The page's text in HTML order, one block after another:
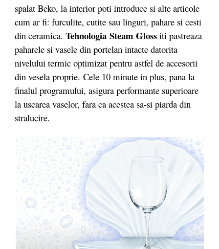
spalat Beko, la interior poti introduce si alte articole
cum ar fi: furculite, cutite sau linguri, pahare si cesti
din ceramica. Tehnologia Steam Gloss iti pastreaza
paharele si vasele din portelan intacte datorita
nivelului termic optimizat pentru astfel de accesorii
din vesela proprie. Cele 10 minute in plus, pana la
finalul programului, asigura performante superioare
la uscarea vaselor, fara ca acestea sa-si piarda din
stralucire.